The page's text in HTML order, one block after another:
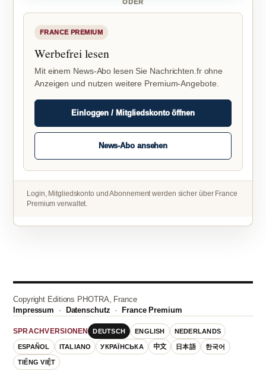
ODER
FRANCE PREMIUM
Werbefrei lesen
Mit einem News-Abo lesen Sie Nachrichten.fr ohne
Anzeigen und nutzen weitere Premium-Angebote.
Einloggen / Mitgliedskonto öffnen
News-Abo ansehen
Login, Mitgliedskonto und Abonnement werden sicher über France
Premium verwaltet.
Copyright Editions PHOTRA, France
Impressum · Datenschutz · France Premium
SPRACHVERSIONEN DEUTSCH ENGLISH NEDERLANDS
ESPAÑOL ITALIANO УКРАЇНСЬКА 中文 日本語 한국어
TIẾNG VIỆT